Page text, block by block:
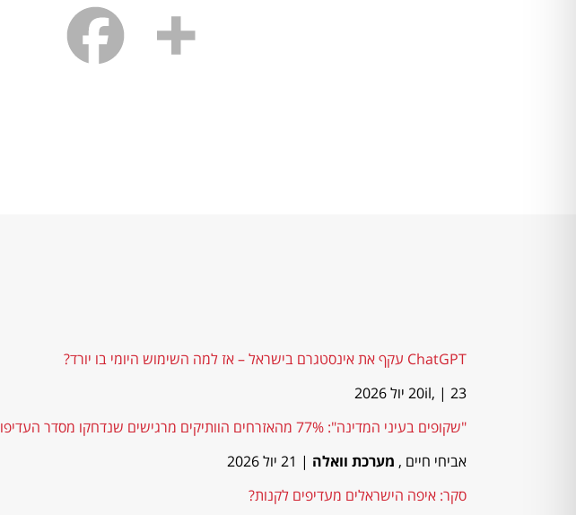
ChatGPT עקף את אינסטגרם בישראל – אז למה השימוש היומי בו יורד?
20il, | 23 יול 2026
"שקופים בעיני המדינה": 77% מהאזרחים הוותיקים מרגישים שנדחקו מסדר העדיפויות
אביחי חיים , מערכת וואלה | 21 יול 2026
סקר: איפה הישראלים מעדיפים לקנות?